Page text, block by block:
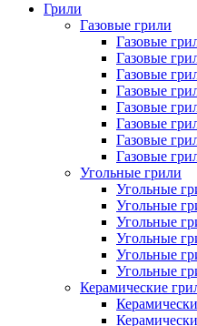
Грили
Газовые грили
Газовые
Газовые
Газовые
Газовые
Газовые
Газовые
Газовые
Газовые
Угольные грили
Угольные
Угольные
Угольные
Угольные
Угольные
Угольные
Керамические